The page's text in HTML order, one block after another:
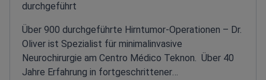
durchgeführt
Über 900 durchgeführte Hirntumor-Operationen – Dr.
Oliver ist Spezialist für minimalinvasive
Neurochirurgie am Centro Médico Teknon. Über 40
Jahre Erfahrung in fortgeschrittener